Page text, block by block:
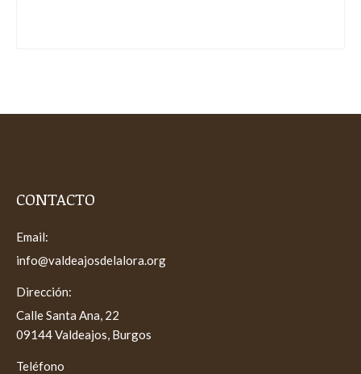
CONTACTO
Email:
info@valdeajosdelalora.org
Dirección:
Calle Santa Ana, 22
09144 Valdeajos, Burgos
Teléfono